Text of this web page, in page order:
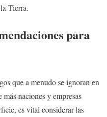
Tierra.
para
que a menudo se ignoran en
naciones y empresas
es vital considerar las